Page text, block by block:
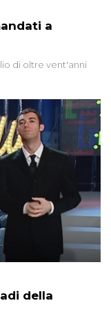
a
di oltre vent'anni
della